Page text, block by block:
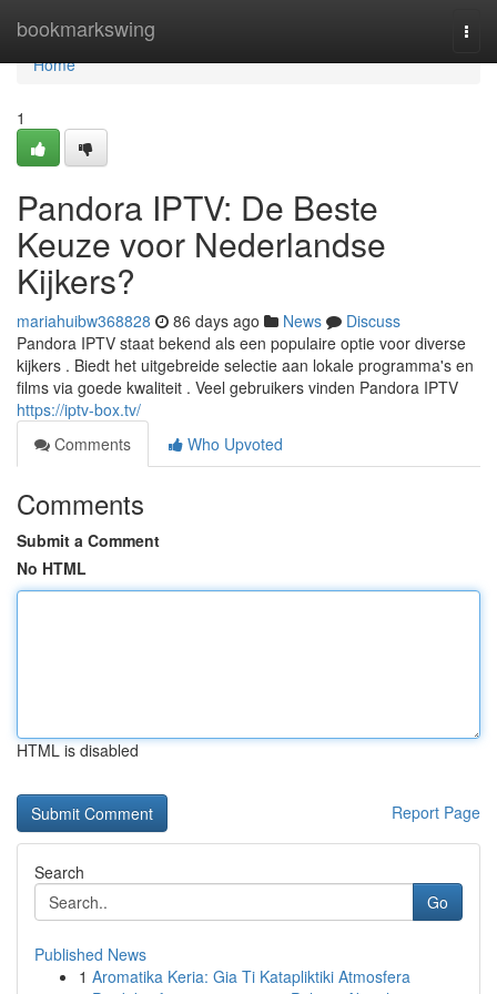
bookmarkswing
Home
Home
1
Pandora IPTV: De Beste
Keuze voor Nederlandse
Kijkers?
mariahuibw368828 86 days ago News
Discuss
Pandora IPTV staat bekend als een populaire optie voor diverse
kijkers . Biedt het uitgebreide selectie aan lokale programma's en
films via goede kwaliteit . Veel gebruikers vinden Pandora IPTV
https://iptv-box.tv/
Comments
Who Upvoted
Comments
Submit a Comment
No HTML
HTML is disabled
Report Page
Search
Go
Published News
1 Aromatika Keria: Gia Ti Katapliktiki Atmosfera